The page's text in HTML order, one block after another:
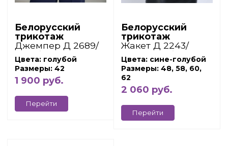
Белорусский
трикотаж
Джемпер Д 2689/
голубой
Цвета: голубой
Размеры: 42
1 900 руб.
Перейти
Белорусский
трикотаж
Жакет Д 2243/
сине-голубой
Цвета: сине-голубой
Размеры: 48, 58, 60,
62
2 060 руб.
Перейти